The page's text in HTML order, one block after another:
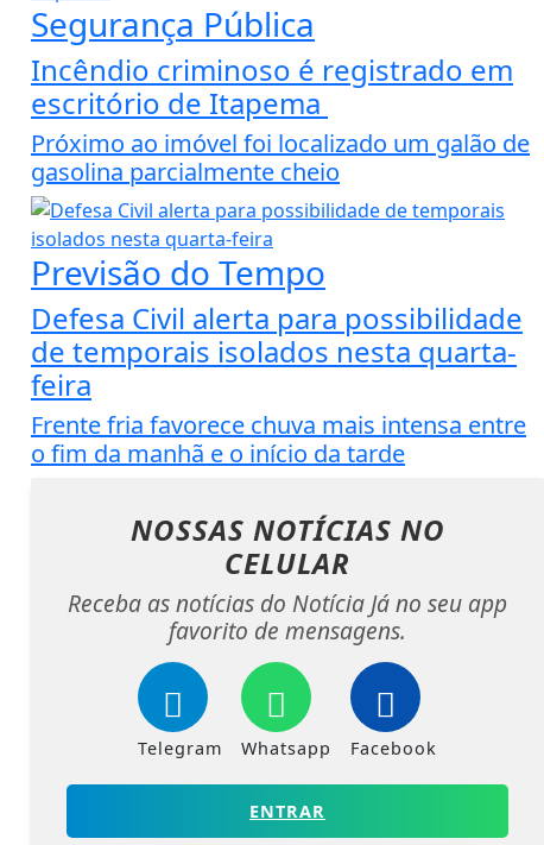
Segurança Pública
Incêndio criminoso é registrado em
escritório de Itapema
Próximo ao imóvel foi localizado um galão de
gasolina parcialmente cheio
Previsão do Tempo
Defesa Civil alerta para possibilidade
de temporais isolados nesta quarta-
feira
Frente fria favorece chuva mais intensa entre
o fim da manhã e o início da tarde
NOSSAS NOTÍCIAS NO
CELULAR
Receba as notícias do Notícia Já no seu app
favorito de mensagens.
Telegram Whatsapp Facebook
ENTRAR